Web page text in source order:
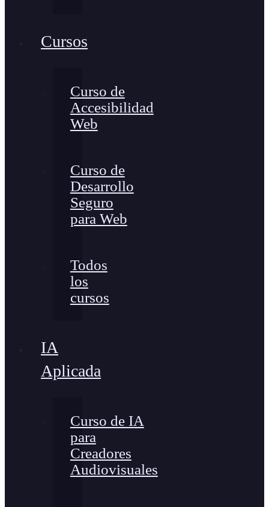
Cursos
Curso de
Accesibilidad
Web
Curso de
Desarrollo
Seguro
para Web
Todos
los
cursos
IA
Aplicada
Curso de IA
para
Creadores
Audiovisuales